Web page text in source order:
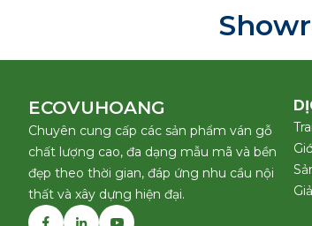
ECOVUHOANG
Chuyên cung cấp các sản phẩm ván gỗ
chất lượng cao, đa dạng mẫu mã và bền
đẹp theo thời gian, đáp ứng nhu cầu nội
thất và xây dựng hiện đại.